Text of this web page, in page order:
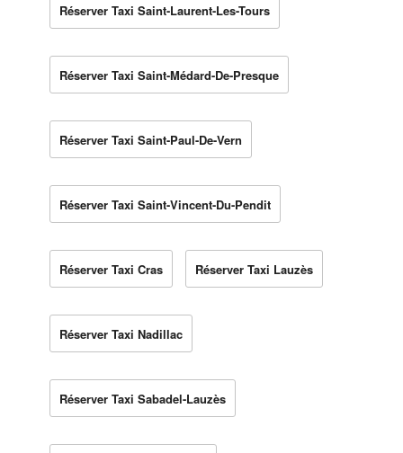
Réserver Taxi Saint-Laurent-Les-Tours
Réserver Taxi Saint-Médard-De-Presque
Réserver Taxi Saint-Paul-De-Vern
Réserver Taxi Saint-Vincent-Du-Pendit
Réserver Taxi Cras Réserver Taxi Lauzès
Réserver Taxi Nadillac
Réserver Taxi Sabadel-Lauzès